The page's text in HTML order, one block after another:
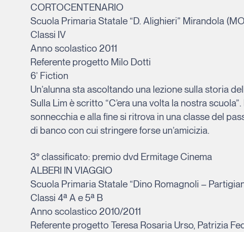
CORTOCENTENARIO
Scuola Primaria Statale “D. Alighieri” Mirandola
Classi IV
Anno scolastico 2011
Referente progetto Milo Dotti
6’ Fiction
Un’alunna sta ascoltando una lezione sulla storia
Sulla Lim è scritto “C’era una volta la nostra
sonnecchia e alla fine si ritrova in una classe del
di banco con cui stringere forse un’amicizia.
3° classificato: premio dvd Ermitage Cinema
ALBERI IN VIAGGIO
Scuola Primaria Statale “Dino Romagnoli –
Classi 4ª A e 5ª B
Anno scolastico 2010/2011
Referente progetto Teresa Rosaria Urso, Patrizia